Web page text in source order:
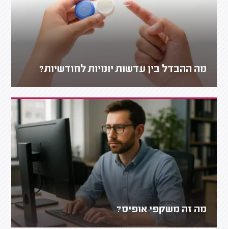
מה ההבדל בין עדשות יומיות לחודשיות?
מה זה משקפי אופיס?